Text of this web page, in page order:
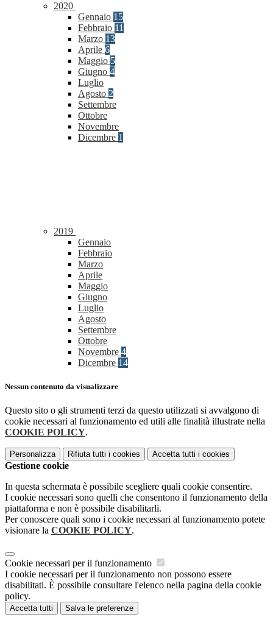
2020
Gennaio 15
Febbraio 11
Marzo 13
Aprile 6
Maggio 5
Giugno 4
Luglio
Agosto 2
Settembre
Ottobre
Novembre
Dicembre 1
2019
Gennaio
Febbraio
Marzo
Aprile
Maggio
Giugno
Luglio
Agosto
Settembre
Ottobre
Novembre 4
Dicembre 14
Nessun contenuto da visualizzare
Questo sito o gli strumenti terzi da questo utilizzati si avvalgono di
cookie necessari al funzionamento ed utili alle finalità illustrate nella
COOKIE POLICY.
Personalizza Rifiuta tutti i cookies Accetta tutti i cookies
Gestione cookie
In questa schermata è possibile scegliere quali cookie consentire.
I cookie necessari sono quelli che consentono il funzionamento della
piattaforma e non è possibile disabilitarli.
Per conoscere quali sono i cookie necessari al funzionamento potete
visionare la COOKIE POLICY.
Cookie necessari per il funzionamento
I cookie necessari per il funzionamento non possono essere
disabilitati. È possibile consultare l'elenco nella pagina della cookie
policy.
Accetta tutti Salva le preferenze